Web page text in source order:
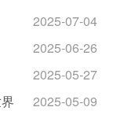
2025-07-04
2025-06-26
2025-05-27
2025-05-09